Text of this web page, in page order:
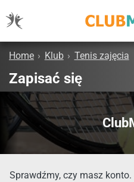
Home › Klub › Tenis zajęcia
Zapisać się
Sprawdźmy, czy masz